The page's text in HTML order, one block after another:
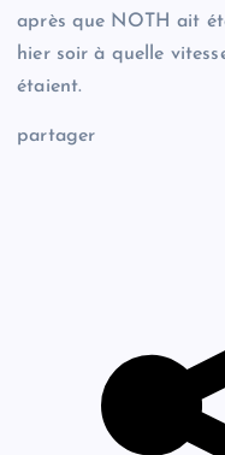
après que NOTH ait
hier soir à quelle
étaient.
partager